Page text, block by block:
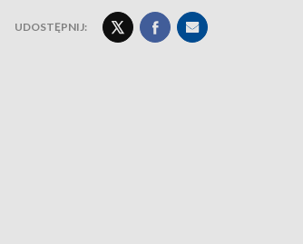
UDOSTĘPNIJ: